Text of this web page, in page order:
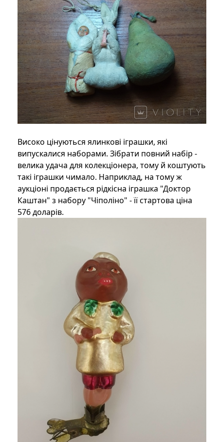
Високо цінуються ялинкові іграшки, які
випускалися наборами. Зібрати повний набір -
велика удача для колекціонера, тому й коштують
такі іграшки чимало. Наприклад, на тому ж
аукціоні продається рідкісна іграшка "Доктор
Каштан" з набору "Чіполіно" - її стартова ціна
576 доларів.